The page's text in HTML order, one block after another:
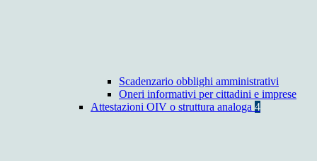
Scadenzario obblighi amministrativi
Oneri informativi per cittadini e imprese
Attestazioni OIV o struttura analoga 4